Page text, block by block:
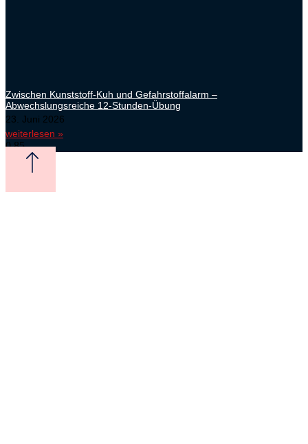
Zwischen Kunststoff-Kuh und Gefahrstoffalarm –
Abwechslungsreiche 12-Stunden-Übung
23. Juni 2026
weiterlesen »